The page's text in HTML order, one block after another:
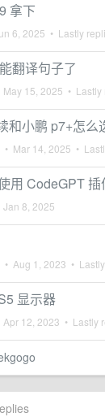
拿下
6, 2025 • Lastly
翻译句子了
May 15, 2025 •
小鹏 p7+怎么
• Mar 14, 2025 •
用 CodeGPT
Jan 8, 2025
• Aug 1, 2023 •
显示器
Apr 12, 2023 • Lastly